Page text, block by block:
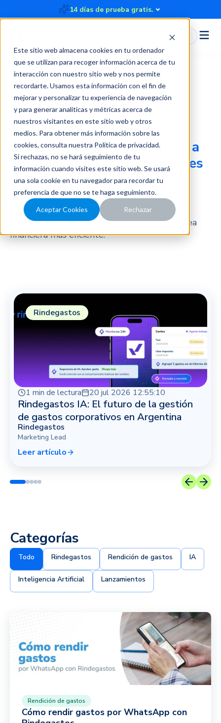
Este sitio web almacena cookies en tu ordenador
que se utilizan para recoger información acerca de tu
interacción con nuestro sitio web y nos permite
recordarte. Usamos esta información con el fin de
mejorar y personalizar tu experiencia de navegación
y para generar analíticas y métricas acerca de
nuestros visitantes en este sitio web y otros
medios. Para obtener más información sobre las
cookies, consulta nuestra Política de privacidad.
Si rechazas, no se hará seguimiento de tu
información cuando visites este sitio web. Se usará
una sola cookie en tu navegador para recordar tu
preferencia de que no se te haga seguimiento.
Aceptar Cookies Rechazar
14 días de prueba gratis.
Iniciar Sesión
Blog
Blog Rindegastos:Aprende a
ahorrar tiempo en rendiciones
y recuperar el control
financiero.
Artículos, mejores prácticas, recursos de
digitalización y más — todo para hacer tu área
financiera más eficiente.
1 min de lectura 20 jul 2026 12:55:10
Rindegastos IA: El futuro de la gestión
de gastos corporativos en Argentina
Rindegastos
Marketing Lead
Leer artículo
Rindegastos
Categorías
Todo Rindegastos Rendición de gastos IA
Inteligencia Artificial Lanzamientos
Rendición de gastos
Cómo rendir gastos por WhatsApp con